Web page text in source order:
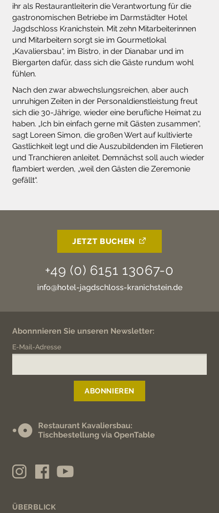
ihr als Restaurantleiterin die Verantwortung für die
gastronomischen Betriebe im Darmstädter Hotel
Jagdschloss Kranichstein. Mit zehn Mitarbeiterinnen
und Mitarbeitern sorgt sie im Gourmetlokal
„Kavaliersbau“, im Bistro, in der Dianabar und im
Biergarten dafür, dass sich die Gäste rundum wohl
fühlen.
Nach den zwar abwechslungsreichen, aber auch
unruhigen Zeiten in der Personaldienstleistung freut
sich die 30-Jährige, wieder eine berufliche Heimat zu
haben. „Ich bin einfach gerne mit Gästen zusammen“,
sagt Loreen Simon, die großen Wert auf kultivierte
Gastlichkeit legt und die Auszubildenden im Filetieren
und Tranchieren anleitet. Demnächst soll auch wieder
flambiert werden, „weil den Gästen die Zeremonie
gefällt“.
JETZT BUCHEN
+49 (0) 6151 13067-0
info@hotel-jagdschloss-kranichstein.de
Abonnnieren Sie unseren Newsletter:
E-Mail-Adresse
Restaurant Kavaliersbau:
Tischbestellung via OpenTable
ÜBERBLICK